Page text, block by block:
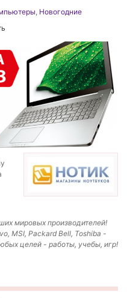
, Новогодние
мировых производителей!
MSI, Packard Bell, Toshiba -
целей - работы, учебы, игр!